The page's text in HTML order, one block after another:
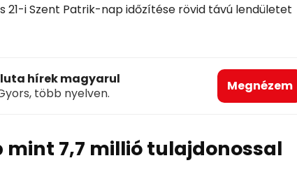
21-i Szent Patrik-nap időzítése rövid távú lendületet
hírek magyarul
több nyelven.
Megnézem
mint 7,7 millió tulajdonossal